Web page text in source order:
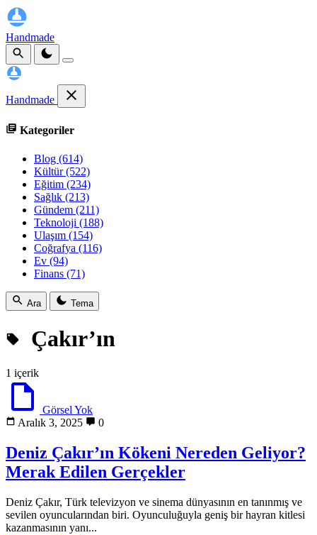
Handmade
Handmade
Kategoriler
Blog (614)
Kültür(522)
Eğitim (234)
Sağlık (213)
Gündem (211)
Teknoloji (188)
Ulaşım (154)
Coğrafya (116)
Ev (94)
Finans (71)
Ara Tema
Çakır’ın
1 içerik
Görsel Yok
Aralık 3, 2025
0
Deniz Çakır’ın Kökeni Nereden Geliyor?
Merak Edilen Gerçekler
Deniz Çakır, Türk televizyon ve sinema dünyasının en tanınmış ve
sevilen oyuncularından biri. Oyunculuğuyla geniş bir hayran kitlesi
kazanmasının yanı...